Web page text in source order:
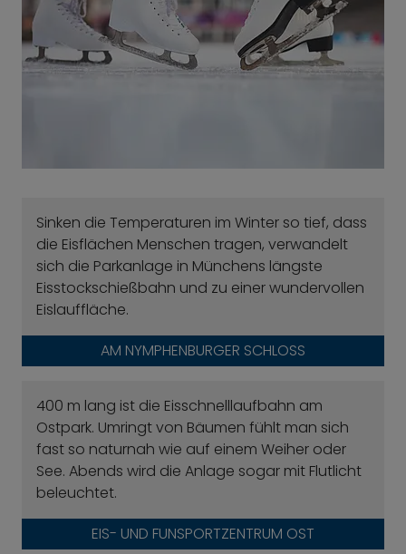
Sinken die Temperaturen im Winter so tief, dass
die Eisflächen Menschen tragen, verwandelt
sich die Parkanlage in Münchens längste
Eisstockschießbahn und zu einer wundervollen
Eislauffläche.
AM NYMPHENBURGER SCHLOSS
400 m lang ist die Eisschnelllaufbahn am
Ostpark. Umringt von Bäumen fühlt man sich
fast so naturnah wie auf einem Weiher oder
See. Abends wird die Anlage sogar mit Flutlicht
beleuchtet.
EIS- UND FUNSPORTZENTRUM OST